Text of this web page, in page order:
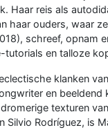
Haar reis als
haar ouders, waar
schreef, opnam
tutorials en talloze
klanken
en beeldend
texturen
Silvio Rodríguez, is